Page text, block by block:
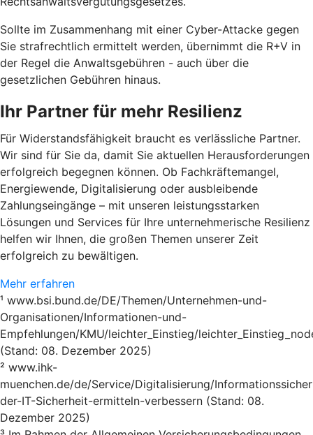
Sollte im Zusammenhang mit einer Cyber-Attacke gegen
Sie strafrechtlich ermittelt werden, übernimmt die R+V in
der Regel die Anwaltsgebühren - auch über die
gesetzlichen Gebühren hinaus.
Ihr Partner für mehr Resilienz
Für Widerstandsfähigkeit braucht es verlässliche Partner.
Wir sind für Sie da, damit Sie aktuellen Herausforderungen
erfolgreich begegnen können. Ob Fachkräftemangel,
Energiewende, Digitalisierung oder ausbleibende
Zahlungseingänge – mit unseren leistungsstarken
Lösungen und Services für Ihre unternehmerische Resilienz
helfen wir Ihnen, die großen Themen unserer Zeit
erfolgreich zu bewältigen.
Mehr erfahren
¹ www.bsi.bund.de/DE/Themen/Unternehmen-und-
Organisationen/Informationen-und-
Empfehlungen/KMU/leichter_Einstieg/
(Stand: 08. Dezember 2025)
² www.ihk-
muenchen.de/de/Service/Digitalisierung/
der-IT-Sicherheit-ermitteln-verbessern (Stand: 08.
Dezember 2025)